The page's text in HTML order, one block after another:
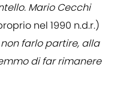
Mario Cecchi
nel 1990 n.d.r.)
farlo partire, alla
di far rimanere